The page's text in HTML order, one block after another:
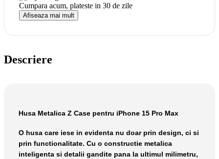
Cumpara acum, plateste in 30 de zile
Afiseaza mai mult
Descriere
Husa Metalica Z Case pentru iPhone 15 Pro Max
O husa care iese in evidenta nu doar prin design, ci si
prin functionalitate. Cu o constructie metalica
inteligenta si detalii gandite pana la ultimul milimetru,